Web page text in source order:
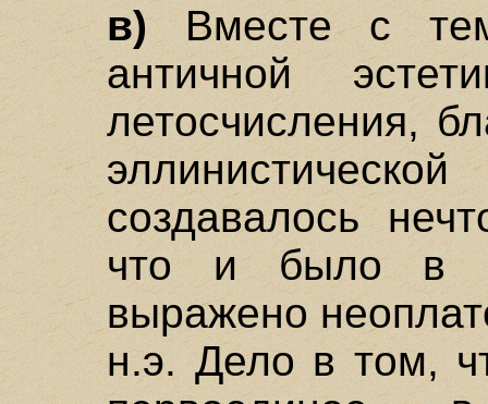
в)Вместе с
античной
летосчисления,
создавалось
что и было в
выражено
н.э. Дело в том,